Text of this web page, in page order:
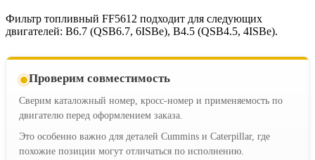
Фильтр топливный FF5612 подходит для следующих
двигателей: B6.7 (QSB6.7, 6ISBe), B4.5 (QSB4.5, 4ISBe).
Проверим совместимость
Сверим каталожный номер, кросс-номер и применяемость по
двигателю перед оформлением заказа.
Это особенно важно для деталей Cummins и Caterpillar, где
похожие позиции могут отличаться по исполнению.